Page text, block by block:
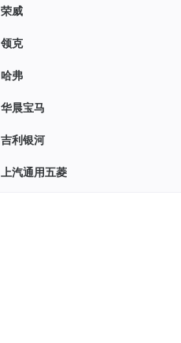
荣威
领克
哈弗
华晨宝马
吉利银河
上汽通用五菱